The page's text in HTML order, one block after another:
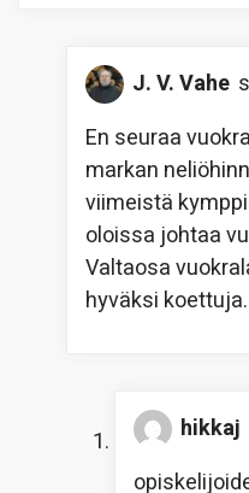
J. V. Vahe
En seuraa
markan
viimeistä
oloissa johtaa
Valtaosa
hyväksi koettuja.
hikkaj